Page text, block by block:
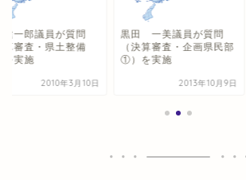
健一郎議員が質問
算審査・県土整備
を実施
2010年3月10日
黒田 一美議員が質問
（決算審査・企画県民部
①）を実施
2013年10月9日